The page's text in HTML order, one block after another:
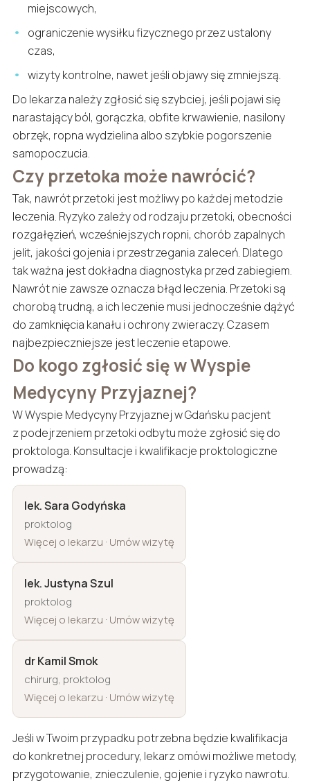
miejscowych,
ograniczenie wysiłku fizycznego przez ustalony
czas,
wizyty kontrolne, nawet jeśli objawy się zmniejszą.
Do lekarza należy zgłosić się szybciej, jeśli pojawi się
narastający ból, gorączka, obfite krwawienie, nasilony
obrzęk, ropna wydzielina albo szybkie pogorszenie
samopoczucia.
Czy przetoka może nawrócić?
Tak, nawrót przetoki jest możliwy po każdej metodzie
leczenia. Ryzyko zależy od rodzaju przetoki, obecności
rozgałęzień, wcześniejszych ropni, chorób zapalnych
jelit, jakości gojenia i przestrzegania zaleceń. Dlatego
tak ważna jest dokładna diagnostyka przed zabiegiem.
Nawrót nie zawsze oznacza błąd leczenia. Przetoki są
chorobą trudną, a ich leczenie musi jednocześnie dążyć
do zamknięcia kanału i ochrony zwieraczy. Czasem
najbezpieczniejsze jest leczenie etapowe.
Do kogo zgłosić się w Wyspie
Medycyny Przyjaznej?
W Wyspie Medycyny Przyjaznej w Gdańsku pacjent
z podejrzeniem przetoki odbytu może zgłosić się do
proktologa. Konsultacje i kwalifikacje proktologiczne
prowadzą:
lek. Sara Godyńska
proktolog
Więcej o lekarzu · Umów wizytę
lek. Justyna Szul
proktolog
Więcej o lekarzu · Umów wizytę
dr Kamil Smok
chirurg, proktolog
Więcej o lekarzu · Umów wizytę
Jeśli w Twoim przypadku potrzebna będzie kwalifikacja
do konkretnej procedury, lekarz omówi możliwe metody,
przygotowanie, znieczulenie, gojenie i ryzyko nawrotu.